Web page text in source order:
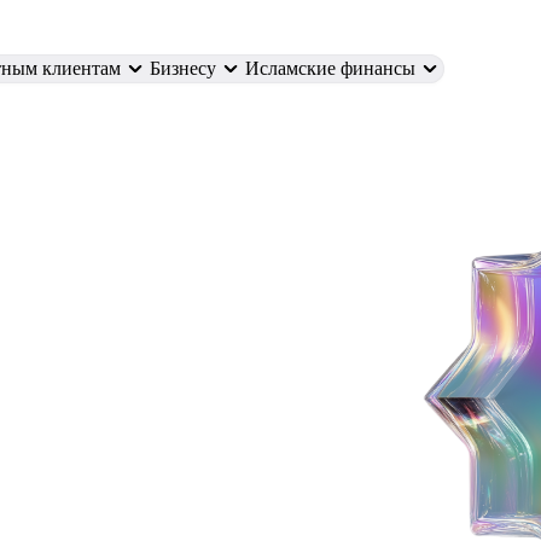
клиентам Бизнесу Исламские финансы